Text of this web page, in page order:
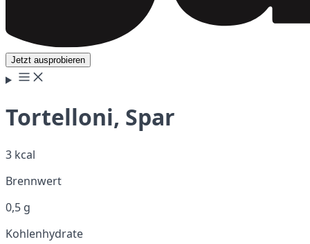
Jetzt ausprobieren
Tortelloni, Spar
3 kcal
Brennwert
0,5 g
Kohlenhydrate